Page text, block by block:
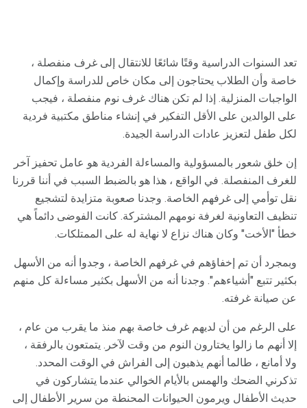
تعد السنوات الدراسية وقتًا شائعًا للانتقال إلى غرف منفصلة ،
خاصة وأن الطلاب يحتاجون إلى مكان خاص للدراسة وإكمال
الواجبات المنزلية. إذا لم تكن هناك غرف نوم منفصلة ، فيجب
على الوالدين على الأقل التفكير في إنشاء مناطق مكتبية فردية
لكل طفل لتعزيز عادات الدراسة الجيدة.
إن خلق شعور بالمسؤولية والمساءلة الفردية هو عامل تحفيز آخر
للغرف المنفصلة. في الواقع ، هذا هو بالضبط السبب في أننا قررنا
نقل توأمي إلى غرفهم الخاصة. وجدنا صعوبة متزايدة لتشجيع
تنظيف التعاونية لغرفة نومهم المشتركة. كانت الفوضى دائماً هي
خطأ "الأخت" وكان هناك نزاع لا نهاية له على الممتلكات.
وبمجرد أن تم إخفاؤهم في غرفهم الخاصة ، وجدوا أنه من الأسهل
بكثير تتبع "أشياءهم". وجدنا أنه من الأسهل بكثير مساءلة كل منهم
عن صيانة غرفته.
على الرغم من أن لديهم غرف خاصة بهم منذ ما يقرب من عام ،
إلا أنهم ما زالوا يختارون النوم من وقت لآخر. يتمتعون بالرفقة ،
ولا أمانع ، طالما أنهم يذهبون إلى الفراش في الوقت المحدد.
تذكرني الضحك والهمس بالأيام الخوالي عندما يتشاركون في
حديث الأطفال ويرمون الحيوانات المحنطة من سرير الأطفال إلى